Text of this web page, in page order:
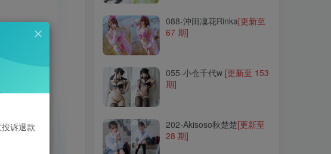
055-小仓千代w
202-Akisoso秋楚楚
222-雅祈
088-沖田凜花Rinka[更新至
67 期]
055-小仓千代w [更新至 153
期]
202-Akisoso秋楚楚[更新至
28 期]
诉退款